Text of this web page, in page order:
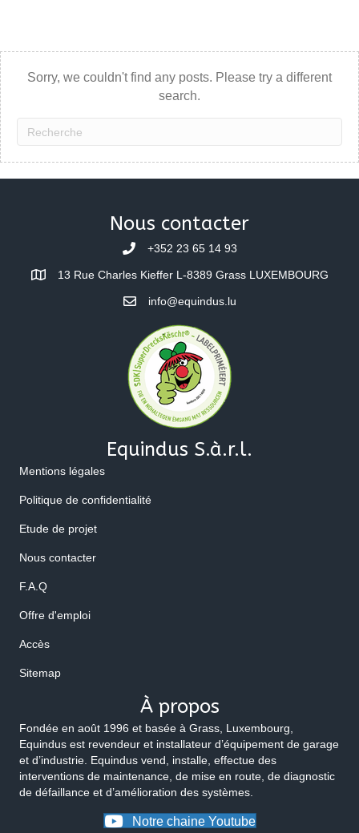
Sorry, we couldn't find any posts. Please try a different
search.
Nous contacter
+352 23 65 14 93
13 Rue Charles Kieffer L-8389 Grass LUXEMBOURG
info@equindus.lu
Equindus S.à.r.l.
Mentions légales
Politique de confidentialité
Etude de projet
Nous contacter
F.A.Q
Offre d'emploi
Accès
Sitemap
À propos
Fondée en août 1996 et basée à Grass, Luxembourg,
Equindus est revendeur et installateur d’équipement de garage
et d’industrie. Equindus vend, installe, effectue des
interventions de maintenance, de mise en route, de diagnostic
de défaillance et d’amélioration des systèmes.
Notre chaine Youtube